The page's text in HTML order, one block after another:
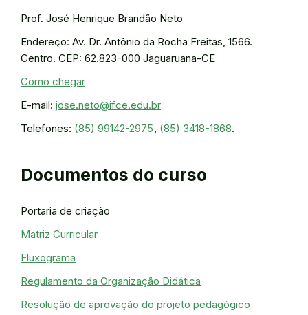
Prof. José Henrique Brandão Neto
Endereço: Av. Dr. Antônio da Rocha Freitas, 1566.
Centro. CEP: 62.823-000 Jaguaruana-CE
Como chegar
E-mail: jose.neto@ifce.edu.br
Telefones: (85) 99142-2975, (85) 3418-1868.
Documentos do curso
Portaria de criação
Matriz Curricular
Fluxograma
Regulamento da Organização Didática
Resolução de aprovação do projeto pedagógico